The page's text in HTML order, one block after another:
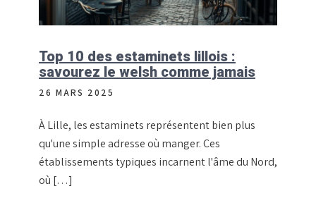
Top 10 des estaminets lillois :
savourez le welsh comme jamais
26 MARS 2025
À Lille, les estaminets représentent bien plus
qu'une simple adresse où manger. Ces
établissements typiques incarnent l'âme du Nord,
où […]